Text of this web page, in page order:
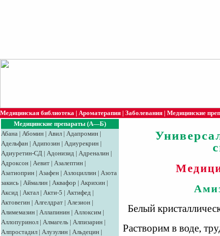
Медицинская библиотека | Ароматерапия | Заболевания | Медицинские
Медицинские препараты (А—Б)
Абана | Абомин | Авил | Адапромин |
Адельфан | Адипозин | Адиурекрин |
Адиуретин-СД | Адонизид | Адреналин |
Адроксон | Аевит | Азалептин |
Азатиоприн | Азафен | Азлоциллин | Азота
закись | Аймалин | Аквафор | Акрихин |
Аксид | Aктaл | Акти-5 | Актифед |
Актовегин | Алгелдрат | Алезион |
Алимемазин | Аллапинин | Аллоксим |
Аллопуринол | Алмагель | Алпизарин |
Алпростадил | Алузулин | Альдецин |
Белый
Растворим в воде,